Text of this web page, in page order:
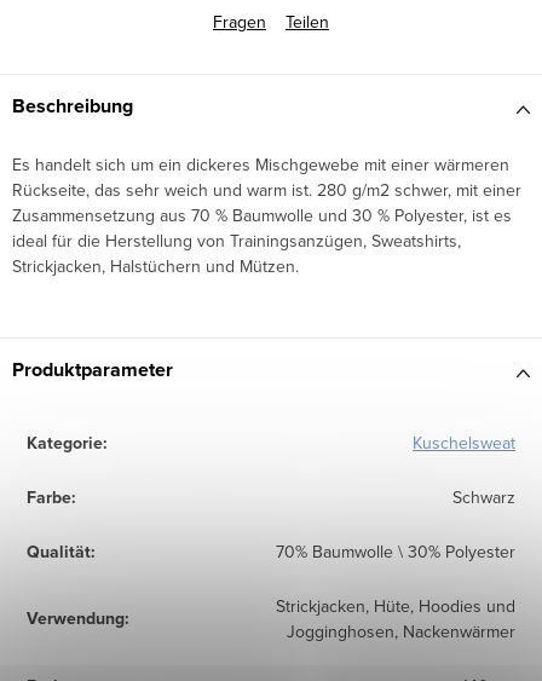
Fragen
Teilen
Beschreibung
Es handelt sich um ein dickeres Mischgewebe mit einer wärmeren
Rückseite, das sehr weich und warm ist. 280 g/m2 schwer, mit einer
Zusammensetzung aus 70 % Baumwolle und 30 % Polyester, ist es
ideal für die Herstellung von Trainingsanzügen, Sweatshirts,
Strickjacken, Halstüchern und Mützen.
Produktparameter
Kategorie: Kuschelsweat
Farbe: Schwarz
Qualität: 70% Baumwolle \ 30% Polyester
Verwendung:
Strickjacken, Hüte, Hoodies und
Jogginghosen, Nackenwärmer